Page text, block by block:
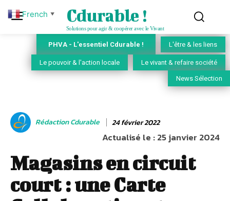
Cdurable !
Solutions pour agir & coopérer avec le Vivant
PHVA - L'essentiel Cdurable ! L'être & les liens
Le pouvoir & l'action locale Le vivant & refaire société
News Sélection
Rédaction Cdurable 24 février 2022
Actualisé le :25 janvier 2024
Magasins en circuit
court : une Carte
French ▼